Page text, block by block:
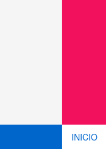
INICIO